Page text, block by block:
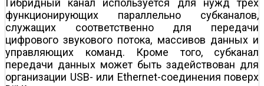
Гибридный канал используется для нужд трех
функционирующих параллельно субканалов,
служащих соответственно для передачи
цифрового звукового потока, массивов данных и
управляющих команд. Кроме того, субканал
передачи данных может быть задействован для
организации USB- или Ethernet-соединения поверх